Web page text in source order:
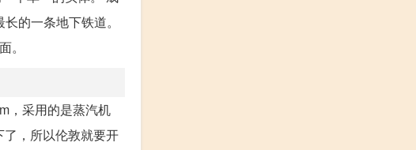
的一条地下铁道。
。
，采用的是蒸汽机
，所以伦敦就要开